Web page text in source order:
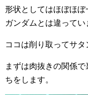
形状としてはほぼほ
ガンダムとは違ってい
ココは削り取ってサタ
まずは肉抜きの関係
ちをします。